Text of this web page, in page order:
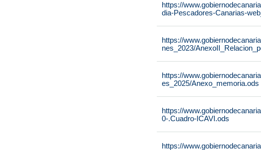
https://
dia-Pescadores-Canarias-
https://
nes_2023/
https://
es_2025/Anexo_memoria.ods
https://
0-.Cuadro-ICAVI.ods
https://